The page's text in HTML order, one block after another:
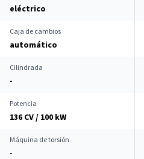
eléctrico
Caja de cambios
automático
Cilindrada
-
Potencia
136 CV / 100 kW
Máquina de torsión
-